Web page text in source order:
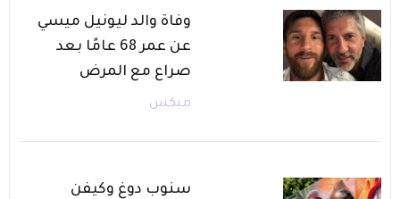
وفاة والد ليونيل ميسي
عن عمر 68 عامًا بعد
صراع مع المرض
ميكس
سنوب دوغ وكيفن